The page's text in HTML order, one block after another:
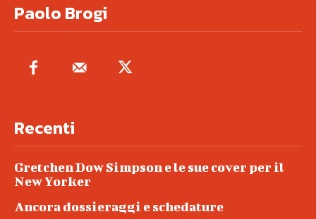
Paolo Brogi
Recenti
Gretchen Dow Simpson e le sue cover per il
New Yorker
Ancora dossieraggi e schedature